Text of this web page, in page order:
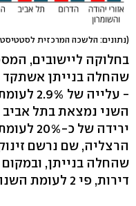
(נתונים: הלשכה המרכזית
בחלוקה ליישובים,
- עלייה
דירות, פי 2 לעומת השנה שלפני.